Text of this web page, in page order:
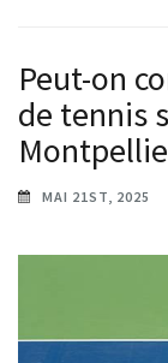
Peut-on
de tennis
MAI 21ST, 2025